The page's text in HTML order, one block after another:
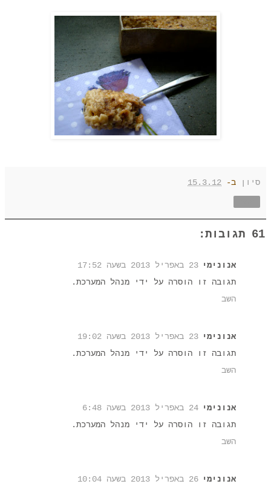
סיון ב- 15.3.12
61 תגובות:
אנונימי 23 באפריל 2013 בשעה 17:52
תגובה זו הוסרה על ידי מנהל המערכת.
השב
אנונימי 23 באפריל 2013 בשעה 19:02
תגובה זו הוסרה על ידי מנהל המערכת.
השב
אנונימי 24 באפריל 2013 בשעה 6:48
תגובה זו הוסרה על ידי מנהל המערכת.
השב
אנונימי 26 באפריל 2013 בשעה 10:04